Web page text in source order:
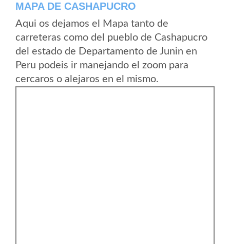
MAPA DE CASHAPUCRO
Aqui os dejamos el Mapa tanto de
carreteras como del pueblo de Cashapucro
del estado de Departamento de Junin en
Peru podeis ir manejando el zoom para
cercaros o alejaros en el mismo.